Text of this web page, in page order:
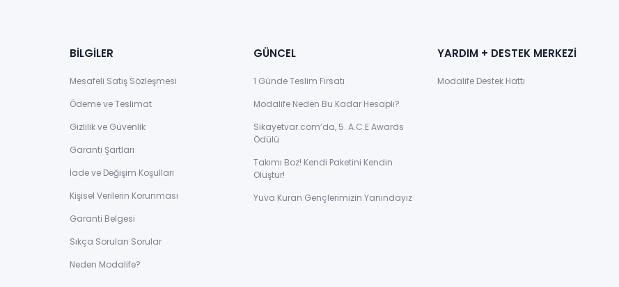
BİLGİLER
Mesafeli Satış Sözleşmesi
Ödeme ve Teslimat
Gizlilik ve Güvenlik
Garanti Şartları
İade ve Değişim Koşulları
Kişisel Verilerin Korunması
Garanti Belgesi
Sıkça Sorulan Sorular
Neden Modalife?
GÜNCEL
1 Günde Teslim Fırsatı
Modalife Neden Bu Kadar Hesaplı?
Sikayetvar.com’da, 5. A.C.E Awards
Ödülü
Takımı Boz! Kendi Paketini Kendin
Oluştur!
Yuva Kuran Gençlerimizin Yanındayız
YARDIM + DESTEK MERKEZİ
Modalife Destek Hattı